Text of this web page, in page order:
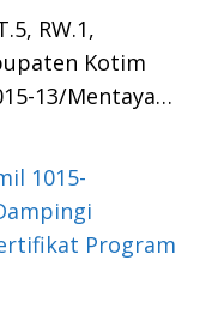
RW.1,
Kotim
13/Mentaya…
1015-
Program